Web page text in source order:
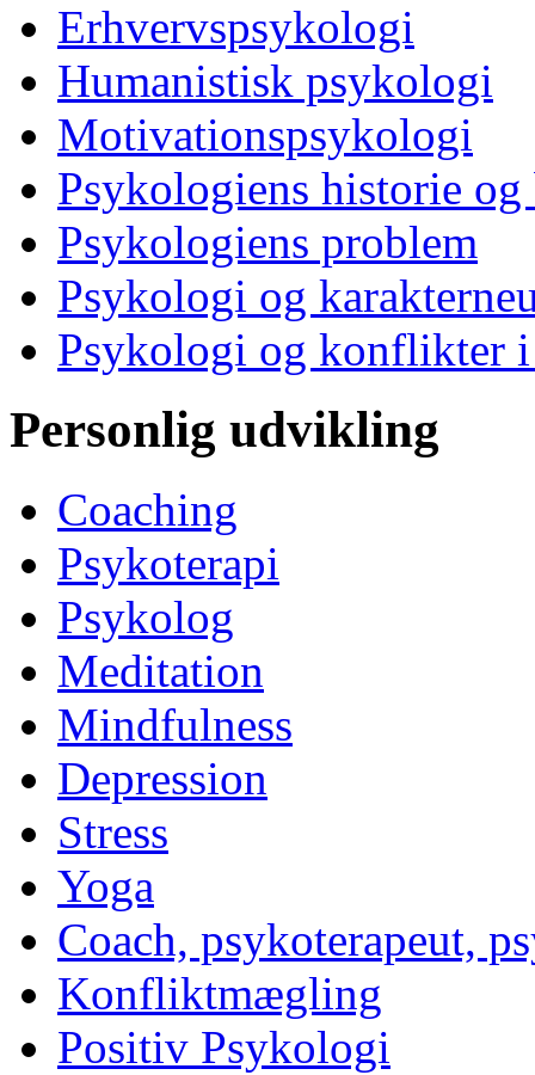
Erhvervspsykologi
Humanistisk psykologi
Motivationspsykologi
Psykologiens historie og
Psykologiens problem
Psykologi og
Psykologi og konflikter
Personlig udvikling
Coaching
Psykoterapi
Psykolog
Meditation
Mindfulness
Depression
Stress
Yoga
Coach, psykoterapeut,
Konfliktmægling
Positiv Psykologi